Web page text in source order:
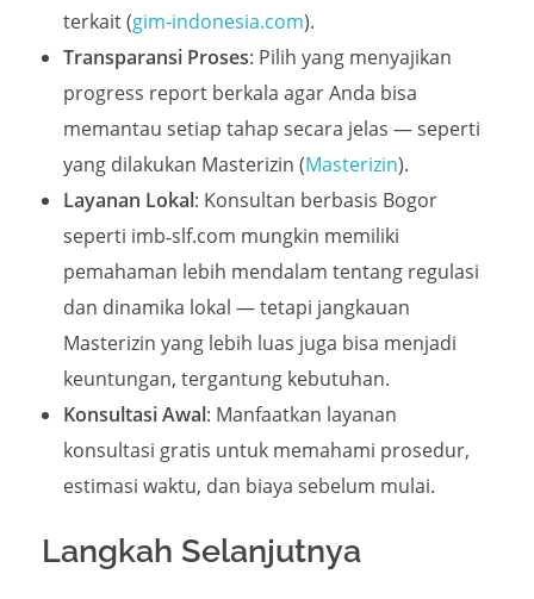
terkait (gim-indonesia.com).
Transparansi Proses: Pilih yang menyajikan
progress report berkala agar Anda bisa
memantau setiap tahap secara jelas — seperti
yang dilakukan Masterizin (Masterizin).
Layanan Lokal: Konsultan berbasis Bogor
seperti imb‑slf.com mungkin memiliki
pemahaman lebih mendalam tentang regulasi
dan dinamika lokal — tetapi jangkauan
Masterizin yang lebih luas juga bisa menjadi
keuntungan, tergantung kebutuhan.
Konsultasi Awal: Manfaatkan layanan
konsultasi gratis untuk memahami prosedur,
estimasi waktu, dan biaya sebelum mulai.
Langkah Selanjutnya